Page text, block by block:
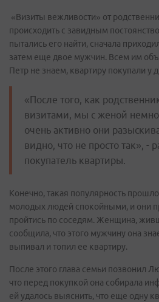
«Визиты вежливости» от
происходить с завидным
пытались его найти, сначала
затем еще двое мужчин. Всем им
Петр не знаем, квартиру покупали у
«После того, как
визитами, мы с женой
очень активно они
видно, что не просто так», -
покупатель квартиры.
Конечно, такая популярность
молодых людей спокойными, и они
пройтись по соседям. Женщина,
сообщила, что этого мужчину она
выпивал и топил ее квартиру.
После этого глава семьи позвонил
что перед покупкой она собирала
ей удалось выяснить, что еще одну